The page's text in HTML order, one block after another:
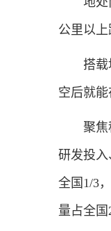
公里以
搭载地
空后就
聚焦科
研发投
全国1/3
量占全